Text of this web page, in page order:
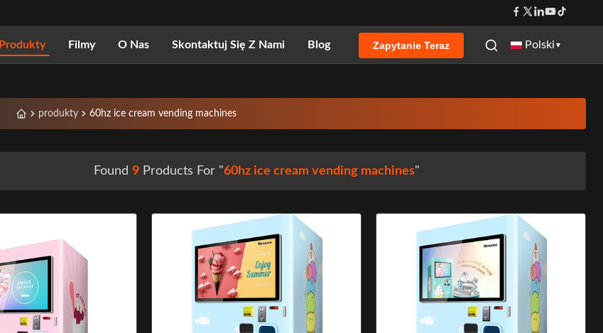
Produkty Filmy O Nas Skontaktuj Się Z Nami Blog Zapytanie Teraz Polski ▼
produkty 60hz ice cream vending machines
Found 9Products For "60hz ice cream vending machines"